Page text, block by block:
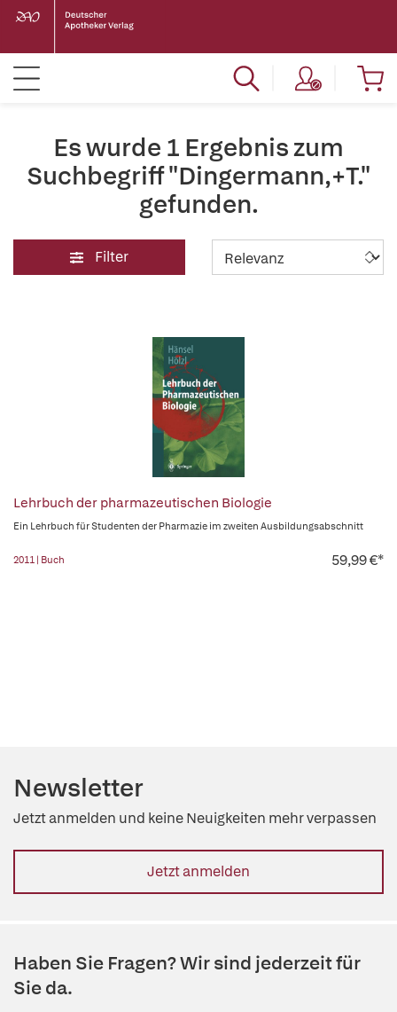
Es wurde 1 Ergebnis zum
Suchbegriff "Dingermann,+T."
gefunden.
Filter
Lehrbuch der pharmazeutischen Biologie
Ein Lehrbuch für Studenten der Pharmazie im zweiten Ausbildungsabschnitt
2011 | Buch 59,99 €*
Newsletter
Jetzt anmelden und keine Neuigkeiten mehr verpassen
Jetzt anmelden
Haben Sie Fragen? Wir sind jederzeit für
Sie da.